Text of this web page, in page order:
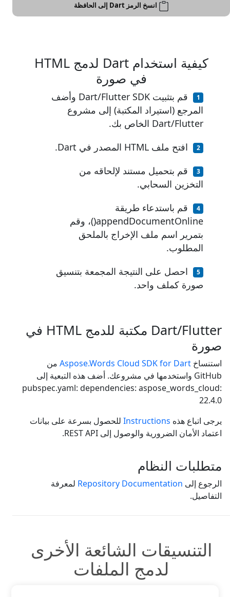
انسخ الرمز Dart إلى الحافظة
كيفية استخدام Dart لدمج HTML
في صورة
قم بتثبيت Dart/Flutter SDK وأضف
المرجع (استيراد المكتبة) إلى مشروع
Dart/Flutter الخاص بك.
افتح ملف HTML المصدر في Dart.
قم بتحميل مستند لإلحاقه من
التخزين السحابي.
قم باستدعاء طريقة
appendDocumentOnline()، وقم
بتمرير اسم ملف الإخراج بالملحق
المطلوب.
احصل على النتيجة المجمعة بتنسيق
صورة كملف واحد.
Dart/Flutter مكتبة للدمج HTML في
صورة
استنساخ Aspose.Words Cloud SDK for Dart من
GitHub واستخدمها في مشروعك. أضف هذه التبعية إلى
pubspec.yaml: dependencies: aspose_words_cloud:
22.4.0
يرجى اتباع هذه Instructions للحصول بسرعة على بيانات
اعتماد الأمان الضرورية والوصول إلى REST API.
متطلبات النظام
الرجوع إلى Repository Documentation لمعرفة
التفاصيل.
التنسيقات الشائعة الأخرى
لدمج الملفات